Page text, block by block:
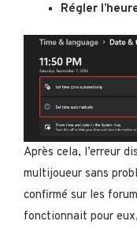
Régler
Après cela, l’erreur
multijoueur sans
confirmé sur les
fonctionnait pour